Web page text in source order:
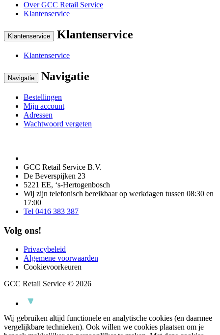
Over GCC Retail Service
Klantenservice
Klantenservice Klantenservice
Klantenservice
Navigatie Navigatie
Bestellingen
Mijn account
Adressen
Wachtwoord vergeten
GCC Retail Service B.V.
De Beverspijken 23
5221 EE, ‘s-Hertogenbosch
Wij zijn telefonisch bereikbaar op werkdagen tussen 08:30 en
17:00
Tel 0416 383 387
Volg ons!
Privacybeleid
Algemene voorwaarden
Cookievoorkeuren
GCC Retail Service © 2026
Wij gebruiken altijd functionele en analytische cookies (en daarmee
vergelijkbare technieken). Ook willen we cookies plaatsen om je